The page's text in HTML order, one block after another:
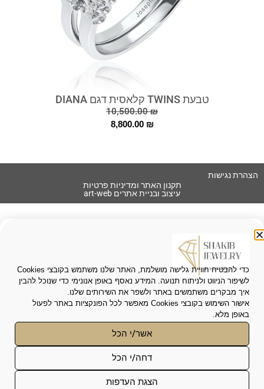
טבעת TWINS קלאסית דגם DIANA
10,500.00₪
8,800.00 ₪
הצהרת נגישות
תקנון האתר ומדיניות פרטיות
עיצוב ובניית אתרים art-web
כדי להבטיח חוויית גלישה מושלמת, האתר שלנו משתמש בקובצי Cookies
לשיפור הניווט ולניתוח תנועה. המידע נאסף באופן אנונימי כדי שנוכל להבין
איך מבקרים משתמשים באתר ולשפר את השירותים שלנו.
אישור השימוש בקובצי Cookies מאפשר לכל הפונקציות באתר לפעול
באופן מלא.
האחסון או הגישה הטכנית נחוצים לצורך המטרה
הלגיטימית של הפעלת שירות מסוים המבוקש
במפורש על-ידי המנוי או המשתמש, או לצורך ביצוע
אשר/י הכל
דחה/י הכל
הצגת העדפות